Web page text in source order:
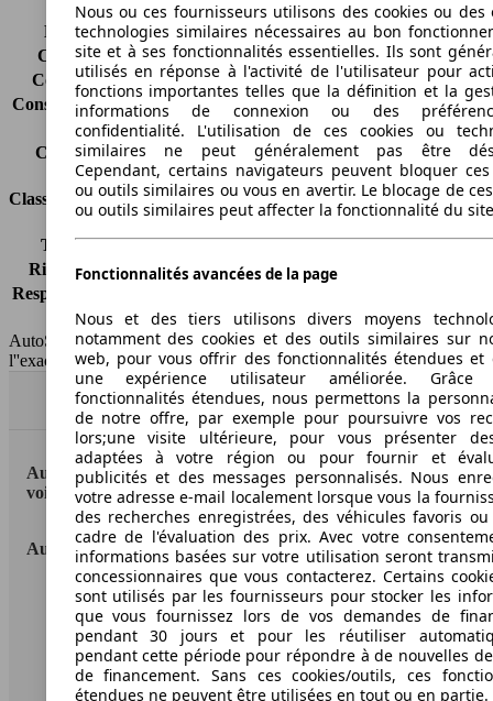
Émissions de CO2*
150 g/km (komb.)
Consommation (ville)
8.1 l/100km
Consommation (route)
5.7 l/100km
Consommation (combinée)*
6.6 l/100km
Classe d'émissions
Euro 6d-TEMP
Capacité du réservoir
55 l
Classes d'assurance
Tous risques
-
Risques partiels
-
Responsabilité civile
HSN/TSN
n.c./n.c.
AutoScout24 France SAS décline toute responsabilité concernant
l''exactitude des indications fournies.
Haut
AutoScout24: la plus grande plateforme en ligne de
voitures en Europe
AutoScout24
A propos d'AutoScout24
Conditions d'utilisation
Informations légales
Nous ou ces fournisseurs utilisons des cookies ou des
technologies similaires nécessaires au bon
site et à ses fonctionnalités essentielles. Ils sont
utilisés en réponse à l'activité de l'utilisateur pour
fonctions importantes telles que la définition et la
informations de connexion ou des
confidentialité. L'utilisation de ces cookies ou
similaires ne peut généralement pas être
Cependant, certains navigateurs peuvent bloquer ces
ou outils similaires ou vous en avertir. Le blocage de
ou outils similaires peut affecter la fonctionnalité du
Fonctionnalités avancées de la page
Nous et des tiers utilisons divers moyens
notamment des cookies et des outils similaires sur
web, pour vous offrir des fonctionnalités étendues et
une expérience utilisateur améliorée.
fonctionnalités étendues, nous permettons la
de notre offre, par exemple pour poursuivre vos
lors;une visite ultérieure, pour vous présenter
adaptées à votre région ou pour fournir et
publicités et des messages personnalisés. Nous
votre adresse e-mail localement lorsque vous la
des recherches enregistrées, des véhicules favoris
cadre de l'évaluation des prix. Avec votre
informations basées sur votre utilisation seront
concessionnaires que vous contacterez. Certains
sont utilisés par les fournisseurs pour stocker les
que vous fournissez lors de vos demandes de
pendant 30 jours et pour les réutiliser
pendant cette période pour répondre à de nouvelles
de financement. Sans ces cookies/outils, ces
étendues ne peuvent être utilisées en tout ou en partie.